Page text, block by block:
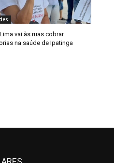
vai às ruas cobrar
na saúde de Ipatinga